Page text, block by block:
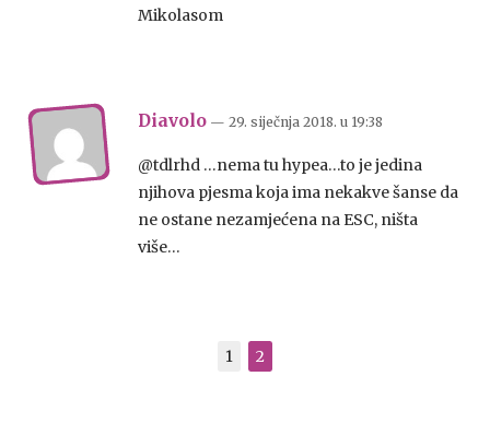
Mikolasom
Diavolo — 29. siječnja 2018. u 19:38
@tdlrhd …nema tu hypea…to je jedina
njihova pjesma koja ima nekakve šanse da
ne ostane nezamjećena na ESC, ništa
više…
1 2